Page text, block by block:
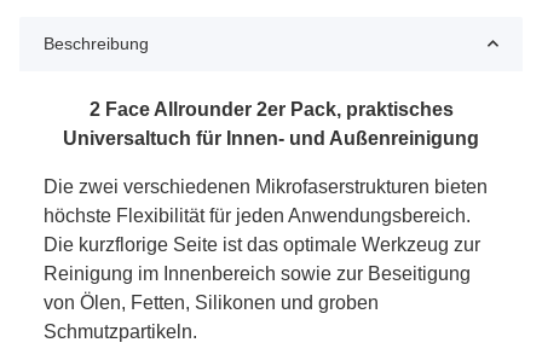
Beschreibung
2 Face Allrounder 2er Pack, praktisches
Universaltuch für Innen- und Außenreinigung
Die zwei verschiedenen Mikrofaserstrukturen bieten
höchste Flexibilität für jeden Anwendungsbereich.
Die kurzflorige Seite ist das optimale Werkzeug zur
Reinigung im Innenbereich sowie zur Beseitigung
von Ölen, Fetten, Silikonen und groben
Schmutzpartikeln.